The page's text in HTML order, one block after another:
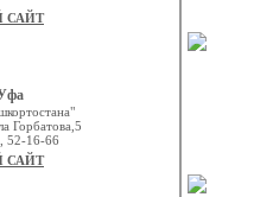
САЙТ
Горбатова,5
52-16-66
САЙТ